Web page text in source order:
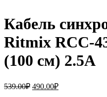
Кабель
Ritmix RCC-
(100 см) 2.5A
539.00₽ Первоначальная
490.00₽Текущая